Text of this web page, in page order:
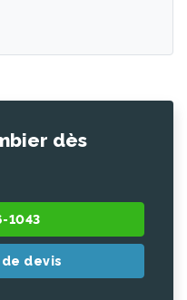
dès
1043
devis